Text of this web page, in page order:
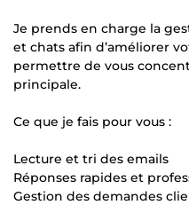
Je prends en charge la
et chats afin d’améliorer
permettre de vous
principale.
Ce que je fais pour vous :
Lecture et tri des emails
Réponses rapides et
Gestion des demandes